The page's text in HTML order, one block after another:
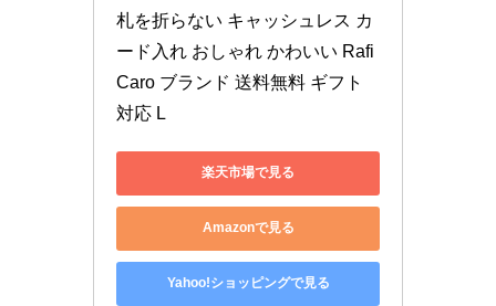
札を折らない キャッシュレス カ
ード入れ おしゃれ かわいい Rafi
Caro ブランド 送料無料 ギフト
対応 L
楽天市場で見る
Amazonで見る
Yahoo!ショッピングで見る